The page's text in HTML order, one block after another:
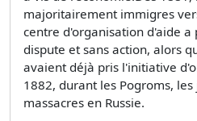
majoritairement immigres
centre d'organisation d'aide a
dispute et sans action, alors
avaient déjà pris l'initiative
1882, durant les Pogroms,
massacres en Russie.